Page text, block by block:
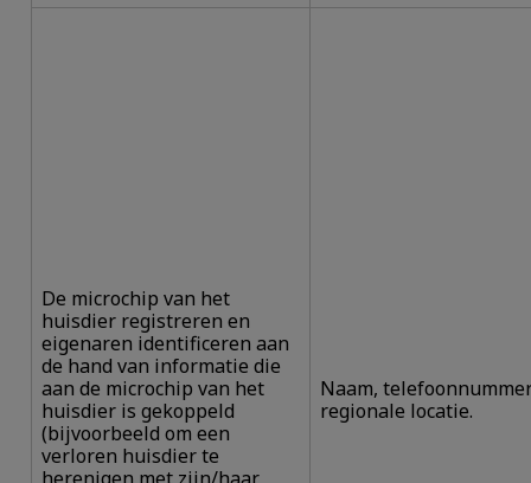
De microchip van het
huisdier registreren en
eigenaren identificeren aan
de hand van informatie die
aan de microchip van het
huisdier is gekoppeld
(bijvoorbeeld om een
verloren huisdier te
herenigen met zijn/haar
Naam,
regionale locatie.